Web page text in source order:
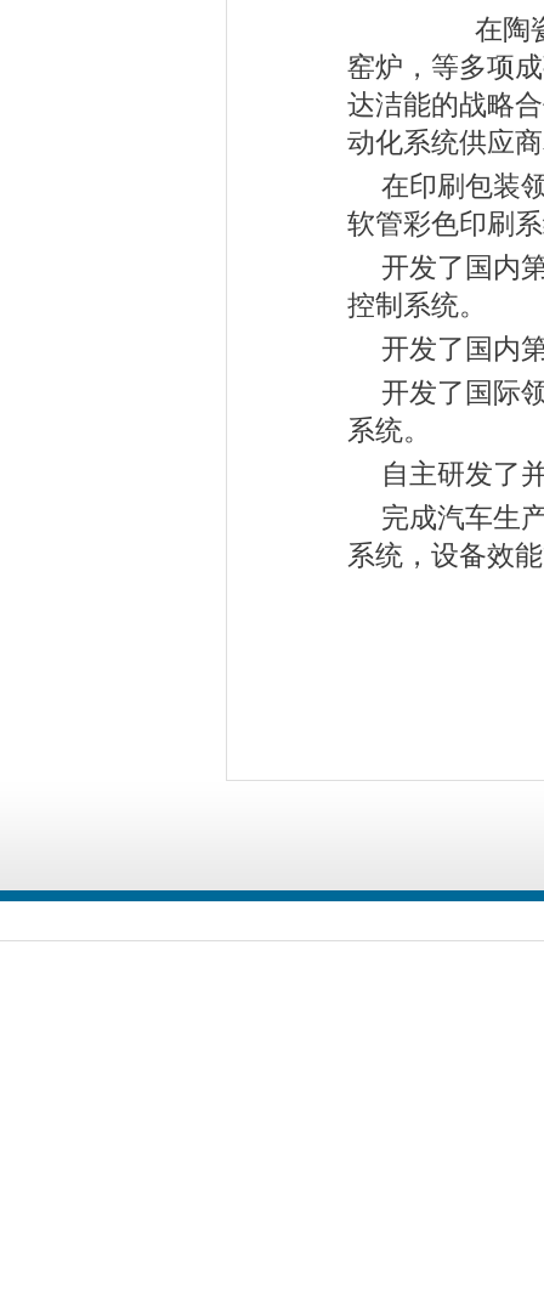
在陶瓷机
窑炉，等多项
达洁能的战略
动化系统供应
在印刷包装
软管彩色印刷
开发了国内
控制系统。
开发了国内
开发了国际
系统。
自主研发了
完成汽车生
系统，设备效